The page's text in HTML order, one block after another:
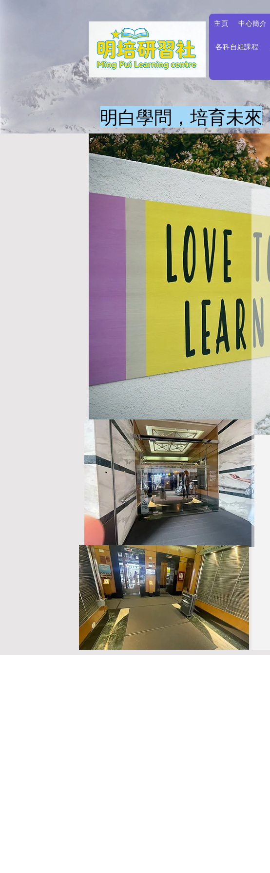
主頁 中心簡介
各科自組課程
​明白學問，培育未來